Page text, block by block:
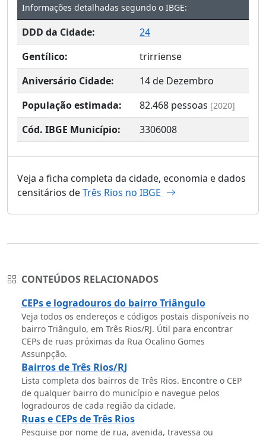
Informações detalhadas segundo o IBGE:
DDD da Cidade:
24
Gentílico:
trirriense
Aniversário Cidade:
14 de Dezembro
População estimada:
82.468 pessoas [2020]
Cód. IBGE Município: 3306008
Veja a ficha completa da cidade, economia e dados
censitários deTrês Rios no IBGE
CONTEÚDOS RELACIONADOS
CEPs e logradouros do bairro Triângulo
Veja todos os endereços e códigos postais disponíveis no
bairro Triângulo, em Três Rios/RJ. Útil para encontrar
CEPs de ruas próximas da Rua Ocalino Gomes
Assunpção.
Bairros de Três Rios/RJ
Lista completa dos bairros de Três Rios. Encontre o CEP
de qualquer bairro do município e navegue pelos
logradouros de cada região da cidade.
Ruas e CEPs de Três Rios
Pesquise por nome de rua, avenida, travessa ou